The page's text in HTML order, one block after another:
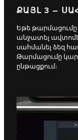
ՔԱՅԼ 3 –
Եթե
անջատել
սահմանել ձեզ
Թարմացումը
ընթացքում։